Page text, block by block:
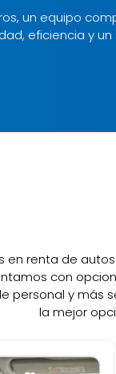
un equipo
eficiencia y
en renta de
con
personal y más
la mejor